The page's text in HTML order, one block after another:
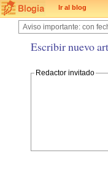
Ir al blog
Aviso importante: con
Escribir nuevo
Redactor invitado